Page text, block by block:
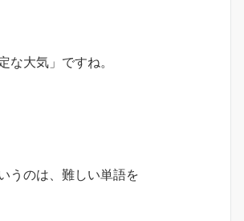
な大気」ですね。
うのは、難しい単語を